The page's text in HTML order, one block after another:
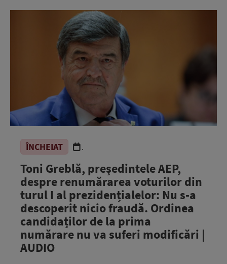
ÎNCHEIAT .
Toni Greblă, președintele AEP,
despre renumărarea voturilor din
turul I al prezidențialelor: Nu s-a
descoperit nicio fraudă. Ordinea
candidaților de la prima
numărare nu va suferi modificări |
AUDIO